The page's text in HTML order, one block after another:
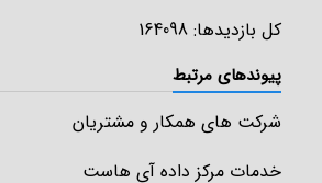
کل بازدیدها: 164098
پیوندهای مرتبط
شرکت های همکار و مشتریان
خدمات مرکز داده آی هاست